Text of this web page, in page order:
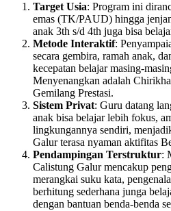
Target Usia: Program ini
emas (TK/PAUD) hingga
anak 3th s/d 4th juga bisa
Metode Interaktif:
secara gembira, ramah anak,
kecepatan belajar masing-
Menyenangkan adalah
Gemilang Prestasi.
Sistem Privat: Guru datang
anak bisa belajar lebih fokus,
lingkungannya sendiri,
Galur terasa nyaman aktifitas
Pendampingan Terstruktur:
Calistung Galur mencakup
merangkai suku kata,
berhitung sederhana junga
dengan bantuan benda-benda